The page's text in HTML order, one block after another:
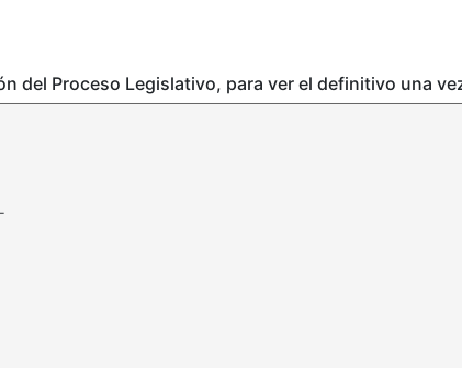
del Proceso Legislativo, para ver el definitivo una